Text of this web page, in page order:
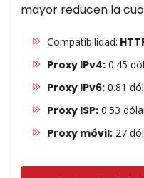
mayor reducen la
Compatibilidad:
Proxy IPv4:0.45
Proxy IPv6:0.81
Proxy ISP:0.53
Proxy móvil:27